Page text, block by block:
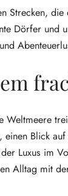
Strecken,
Dörfer und
Weltmeere
Blick
Luxus im
Alltag mit